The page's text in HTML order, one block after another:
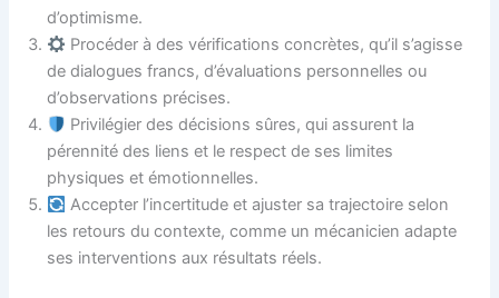
d’optimisme.
Procéder à des vérifications concrètes, qu’il s’agisse
de dialogues francs, d’évaluations personnelles ou
d’observations précises.
Privilégier des décisions sûres, qui assurent la
pérennité des liens et le respect de ses limites
physiques et émotionnelles.
Accepter l’incertitude et ajuster sa trajectoire selon
les retours du contexte, comme un mécanicien adapte
ses interventions aux résultats réels.